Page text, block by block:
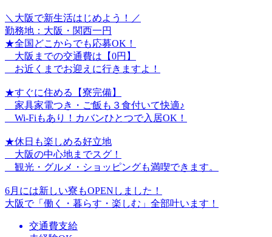
＼大阪で新生活はじめよう！／
勤務地：大阪・関西一円
★全国どこからでも応募OK！
大阪までの交通費は【0円】
お近くまでお迎えに行きますよ！
★すぐに住める【寮完備】
家具家電つき・ご飯も３食付いて快適♪
Wi-Fiもあり！カバンひとつで入居OK！
★休日も楽しめる好立地
大阪の中心地までスグ！
観光・グルメ・ショッピングも満喫できます。
6月には新しい寮もOPENしました！
大阪で「働く・暮らす・楽しむ」全部叶います！
交通費支給